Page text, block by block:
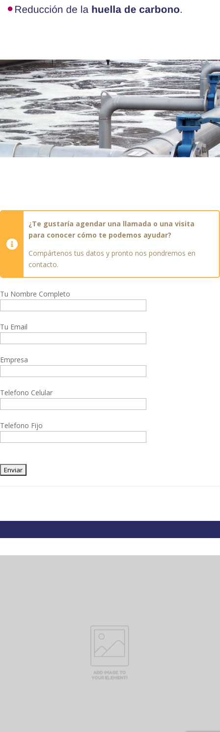
¿Te gustaría agendar una llamada o una visita
para conocer cómo te podemos ayudar?
Compártenos tus datos y pronto nos pondremos en
contacto.
Tu Nombre Completo
Tu Email
Empresa
Telefono Celular
Telefono Fijo